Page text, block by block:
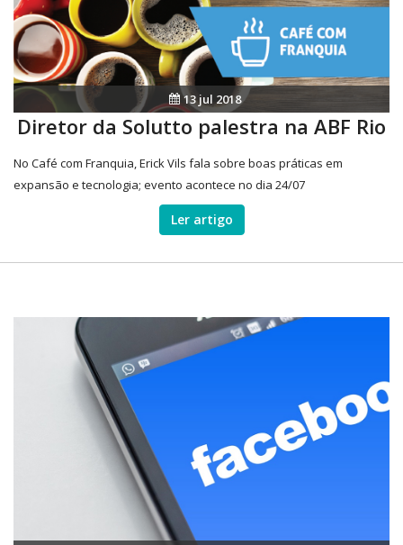
13 jul 2018
Diretor da Solutto palestra na ABF Rio
No Café com Franquia, Erick Vils fala sobre boas práticas em
expansão e tecnologia; evento acontece no dia 24/07
Ler artigo